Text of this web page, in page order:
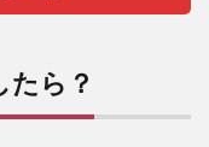
たら？